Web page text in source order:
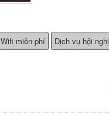
Wifi miễn phí Dịch vụ hội nghị